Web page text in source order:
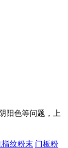
阳色等问题，上
指纹粉末 门板粉